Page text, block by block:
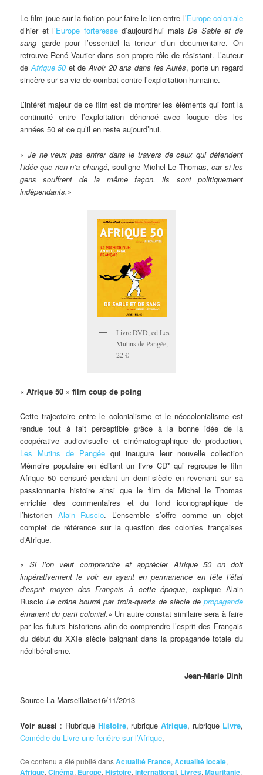
Le film joue sur la fiction pour faire le lien entre l’Europe coloniale
d’hier et l’Europe forteressed’aujourd’hui maisDe Sable et de
sang garde pour l’essentiel la teneur d’un documentaire. On
retrouve René Vautier dans son propre rôle de résistant. L’auteur
deAfrique 50 et deAvoir 20 ans dans les Aurès, porte un regard
sincère sur sa vie de combat contre l’exploitation humaine.
L’intérêt majeur de ce film est de montrer les éléments qui font la
continuité entre l’exploitation dénoncé avec fougue dès les
années 50 et ce qu’il en reste aujourd’hui.
« Je ne veux pas entrer dans le travers de ceux qui défendent
l’idée que rien n’a changé, souligne Michel Le Thomas,car si les
gens souffrent de la même façon, ils sont politiquement
indépendants.»
Livre DVD, ed Les
Mutins de Pangée,
22 €
« Afrique 50 » film coup de poing
Cette trajectoire entre le colonialisme et le néocolonialisme est
rendue tout à fait perceptible grâce à la bonne idée de la
coopérative audiovisuelle et cinématographique de production,
Les Mutins de Pangée qui inaugure leur nouvelle collection
Mémoire populaire en éditant un livre CD* qui regroupe le film
Afrique 50 censuré pendant un demi-siècle en revenant sur sa
passionnante histoire ainsi que le film de Michel le Thomas
enrichie des commentaires et du fond iconographique de
l’historien Alain Ruscio. L’ensemble s’offre comme un objet
complet de référence sur la question des colonies françaises
d’Afrique.
«Si l’on veut comprendre et apprécier Afrique 50 on doit
impérativement le voir en ayant en permanence en tête l’état
d’esprit moyen des Français à cette époque, explique Alain
RuscioLe crâne bourré par trois-quarts de siècle de propagande
émanant du parti colonial.» Un autre constat similaire sera à faire
par les futurs historiens afin de comprendre l’esprit des Français
du début du XXIe siècle baignant dans la propagande totale du
néolibéralisme.
Jean-Marie Dinh
Source La Marseillaise16/11/2013
Voir aussi : Rubrique Histoire, rubriqueAfrique, rubrique Livre,
Comédie du Livre une fenêtre sur l’Afrique,
Ce contenu a été publié dansActualité France,Actualité locale,
Afrique,Cinéma, Europe,Histoire,international, Livres,Mauritanie,